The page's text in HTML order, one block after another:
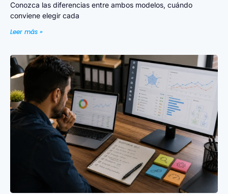
Conozca las diferencias entre ambos modelos, cuándo
conviene elegir cada
Leer más »